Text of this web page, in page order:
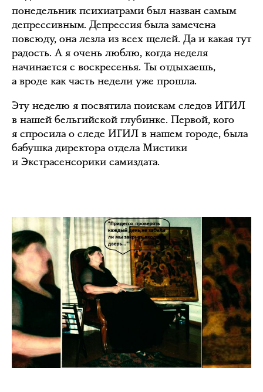
понедельник психиатрами был назван самым
депрессивным. Депрессия была замечена
повсюду, она лезла из всех щелей. Да и какая тут
радость. А я очень люблю, когда неделя
начинается с воскресенья. Ты отдыхаешь,
а вроде как часть недели уже прошла.
Эту неделю я посвятила поискам следов ИГИЛ
в нашей бельгийской глубинке. Первой, кого
я спросила о следе ИГИЛ в нашем городе, была
бабушка директора отдела Мистики
и Экстрасенсорики самиздата.